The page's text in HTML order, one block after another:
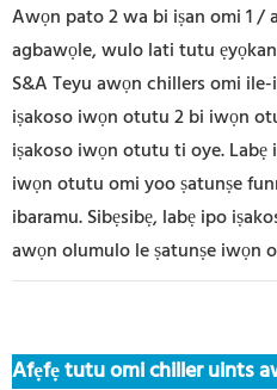
Awọn pato 2 wa bi iṣan omi 1 /
agbawọle, wulo lati tutu
S&A Teyu awọn chillers omi
iṣakoso iwọn otutu 2 bi iwọn
iṣakoso iwọn otutu ti oye.
iwọn otutu omi yoo ṣatunṣe
ibaramu. Sibẹsibẹ, labẹ ipo
awọn olumulo le ṣatunṣe iwọn
Afẹfẹ tutu omi chiller uints